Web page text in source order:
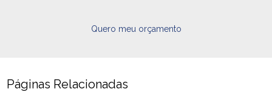
Quero meu orçamento
Páginas Relacionadas